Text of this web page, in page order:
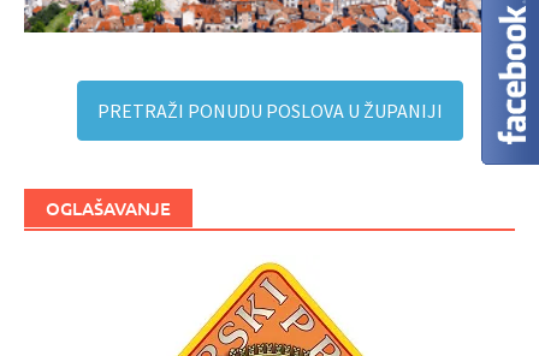
PRETRAŽI PONUDU POSLOVA U ŽUPANIJI
OGLAŠAVANJE